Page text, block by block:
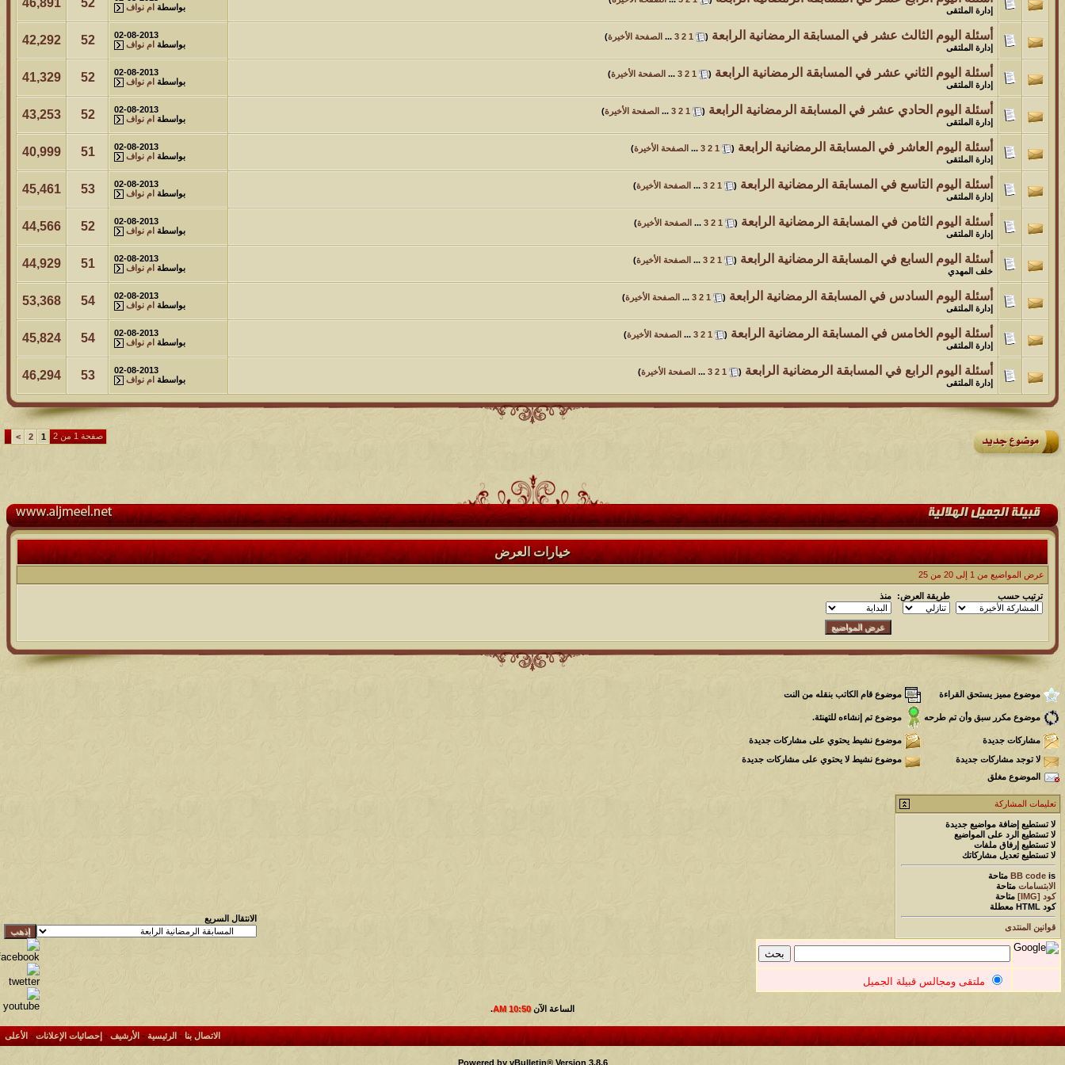
إدارة الملتقى
بواسطة ام نواف
أسئلة اليوم الثالث عشر في المسابقة الرمضانية الرابعة (
1
2
3
... الصفحة الأخيرة)
إدارة الملتقى
02-08-2013
بواسطة ام نواف 52
42,292
أسئلة اليوم الثاني عشر في المسابقة الرمضانية الرابعة (
1
2
3
... الصفحة الأخيرة)
إدارة الملتقى
02-08-2013
بواسطة ام نواف 52
41,329
أسئلة اليوم الحادي عشر في المسابقة الرمضانية الرابعة (
1
2
3
... الصفحة الأخيرة)
إدارة الملتقى
02-08-2013
بواسطة ام نواف 52
43,253
أسئلة اليوم العاشر في المسابقة الرمضانية الرابعة (
1
2
3
... الصفحة الأخيرة)
إدارة الملتقى
02-08-2013
بواسطة ام نواف 51
40,999
أسئلة اليوم التاسع في المسابقة الرمضانية الرابعة (
1
2
3
... الصفحة الأخيرة)
إدارة الملتقى
02-08-2013
بواسطة ام نواف 53
45,461
أسئلة اليوم الثامن في المسابقة الرمضانية الرابعة (
1
2
3
... الصفحة الأخيرة)
إدارة الملتقى
02-08-2013
بواسطة ام نواف 52
44,566
أسئلة اليوم السابع في المسابقة الرمضانية الرابعة (
1
2
3
... الصفحة الأخيرة)
خلف المهدي
02-08-2013
بواسطة ام نواف 51
44,929
أسئلة اليوم السادس في المسابقة الرمضانية الرابعة (
1
2
3
... الصفحة الأخيرة)
إدارة الملتقى
02-08-2013
بواسطة ام نواف 54
53,368
أسئلة اليوم الخامس في المسابقة الرمضانية الرابعة (
1
2
3
... الصفحة الأخيرة)
إدارة الملتقى
02-08-2013
بواسطة ام نواف 54
45,824
أسئلة اليوم الرابع في المسابقة الرمضانية الرابعة (
1
2
3
... الصفحة الأخيرة)
إدارة الملتقى
02-08-2013
بواسطة ام نواف 53
46,294
صفحة 1 من 2 1
2
>
خيارات العرض
عرض المواضيع من 1 إلى 20 من 25
ترتيب حسب طريقة العرض: منذ
موضوع مميز يستحق القراءة موضوع قام الكاتب بنقله من النت
موضوع مكرر سبق وأن تم طرحه موضوع تم إنشاءه للتهنئة.
مشاركات جديدة
موضوع نشيط يحتوي على مشاركات جديدة
لا توجد مشاركات جديدة
موضوع نشيط لا يحتوي على مشاركات جديدة
الموضوع مغلق
تعليمات المشاركة
لا تستطيع إضافة مواضيع جديدة
لا تستطيع الرد على المواضيع
لا تستطيع إرفاق ملفات
لا تستطيع تعديل مشاركاتك
BB code is
متاحة
الابتسامات متاحة
كود [IMG]
متاحة
كود HTML
معطلة
قوانين المنتدى
الانتقال السريع
ملتقى ومجالس قبيلة الجميل
الساعة الآن10:50 AM
.
الاتصال بنا- الرئيسية-الأرشيف- إحصائيات الإعلانات- الأعلى
Powered by vBulletin® Version 3.8.6